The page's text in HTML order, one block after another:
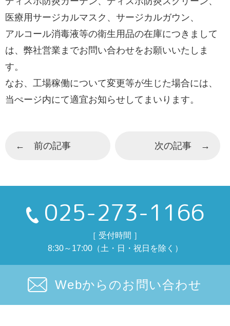
医療用サージカルマスク、サージカルガウン、
アルコール消毒液等の衛生用品の在庫につきまして
は、弊社営業までお問い合わせをお願いいたしま
す。
なお、工場稼働について変更等が生じた場合には、
当ぺージ内にて適宜お知らせしてまいります。
← 前の記事 次の記事 →
025-273-1166
［ 受付時間 ］
8:30～17:00（土・日・祝日を除く）
Webからのお問い合わせ